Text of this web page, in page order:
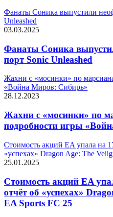
Фанаты Соника выпустили
Unleashed
03.03.2025
Фанаты Соника
порт Sonic Unleashed
Жахни с «мосинки» по
«Война Миров: Сибирь»
28.12.2023
Жахни с «мосинки» по
подробности игры
Стоимость акций EA упала на
«успехах» Dragon Age: The
25.01.2025
Стоимость акций EA
отчёт об «успехах»
EA Sports FC 25